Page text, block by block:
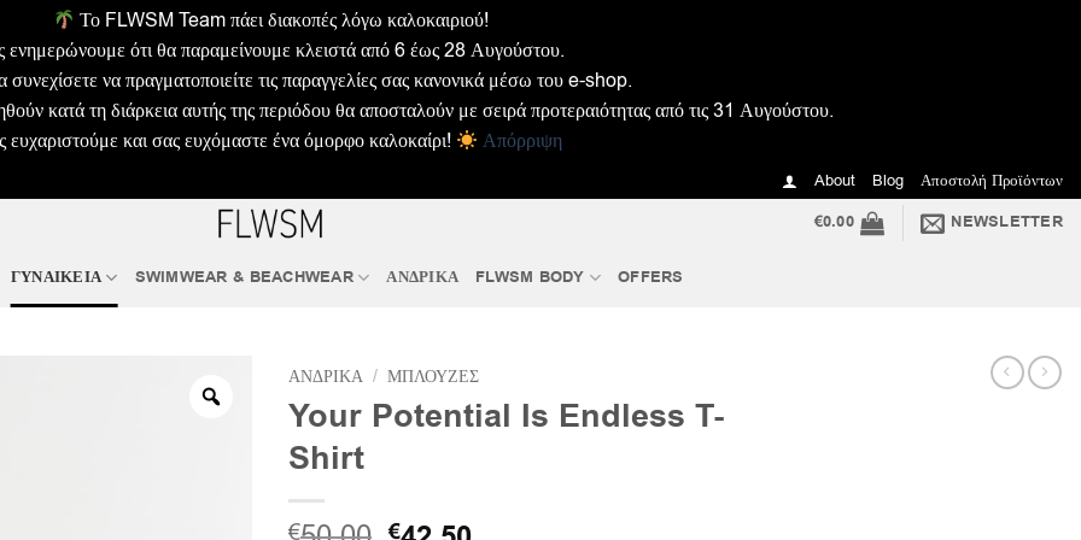
Το FLWSM Team πάει διακοπές λόγω καλοκαιριού!
ενημερώνουμε ότι θα παραμείνουμε κλειστά από 6 έως 28 Αυγούστου.
συνεχίσετε να πραγματοποιείτε τις παραγγελίες σας κανονικά μέσω του e-shop.
κατά τη διάρκεια αυτής της περιόδου θα αποσταλούν με σειρά προτεραιότητας από τις 31 Αυγούστου.
ευχαριστούμε και σας ευχόμαστε ένα όμορφο καλοκαίρι!
Απόρριψη
About Blog Αποστολή Προϊόντων
€0.00 NEWSLETTER
ΓΥΝΑΙΚΕΙΑ SWIMWEAR & BEACHWEAR ΑΝΔΡΙΚΑ FLWSM BODY OFFERS
ΑΝΔΡΙΚΑ / ΜΠΛΟΥΖΕΣ
Your Potential Is Endless T-
Shirt
€ €